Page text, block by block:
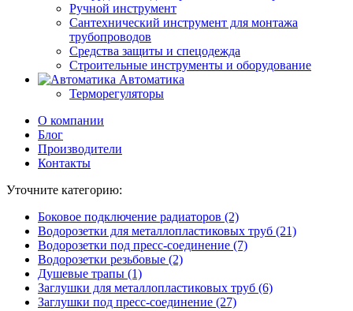
Ручной инструмент
Сантехнический инструмент для монтажа
трубопроводов
Средства защиты и спецодежда
Строительные инструменты и оборудование
Автоматика
Терморегуляторы
О компании
Блог
Производители
Контакты
Уточните категорию:
Боковое подключение радиаторов (2)
Водорозетки для металлопластиковых труб (21)
Водорозетки под пресс-соединение (7)
Водорозетки резьбовые (2)
Душевые трапы (1)
Заглушки для металлопластиковых труб (6)
Заглушки под пресс-соединение (27)